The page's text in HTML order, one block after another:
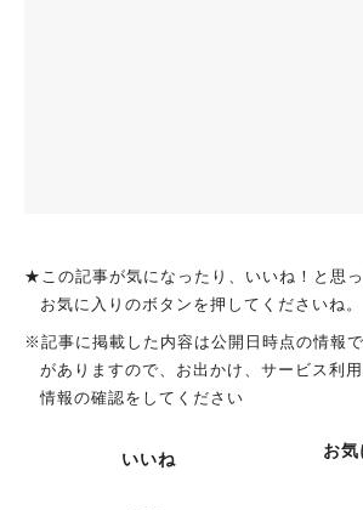
★この記事が気になったり、いいね！と思
お気に入りのボタンを押してくださいね。
※記事に掲載した内容は公開日時点の情報
がありますので、お出かけ、サービス利
情報の確認をしてください
いいね お